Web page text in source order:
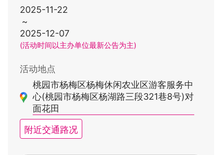
2025-11-22
~
2025-12-07
(活动时间以主办单位最新公告为主)
活动地点
桃园市杨梅区杨梅休闲农业区游客服务中
心(桃园市杨梅区杨湖路三段321巷8号)对
面花田
附近交通路况